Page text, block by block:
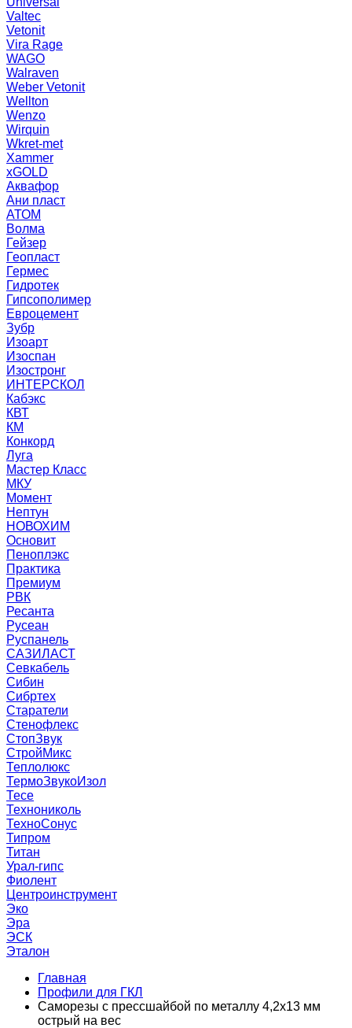
Valtec
Vetonit
Vira Rage
WAGO
Walraven
Weber Vetonit
Wellton
Wenzo
Wirquin
Wkret-met
Xammer
xGOLD
Аквафор
Ани пласт
АТОМ
Волма
Гейзер
Геопласт
Гермес
Гидротек
Гипсополимер
Евроцемент
Зубр
Изоарт
Изоспан
Изостронг
ИНТЕРСКОЛ
Кабэкс
КВТ
КМ
Конкорд
Луга
Мастер Класс
МКУ
Момент
Нептун
НОВОХИМ
Основит
Пеноплэкс
Практика
Премиум
РВК
Ресанта
Русеан
Руспанель
САЗИЛАСТ
Севкабель
Сибин
Сибртех
Старатели
Стенофлекс
СтопЗвук
СтройМикс
Теплолюкс
ТермоЗвукоИзол
Тесе
Технониколь
ТехноСонус
Типром
Титан
Урал-гипс
Фиолент
Центроинструмент
Эко
Эра
ЭСК
Эталон
Главная
Профили для ГКЛ
Саморезы с прессшайбой по металлу 4,2х13 мм
острый на вес